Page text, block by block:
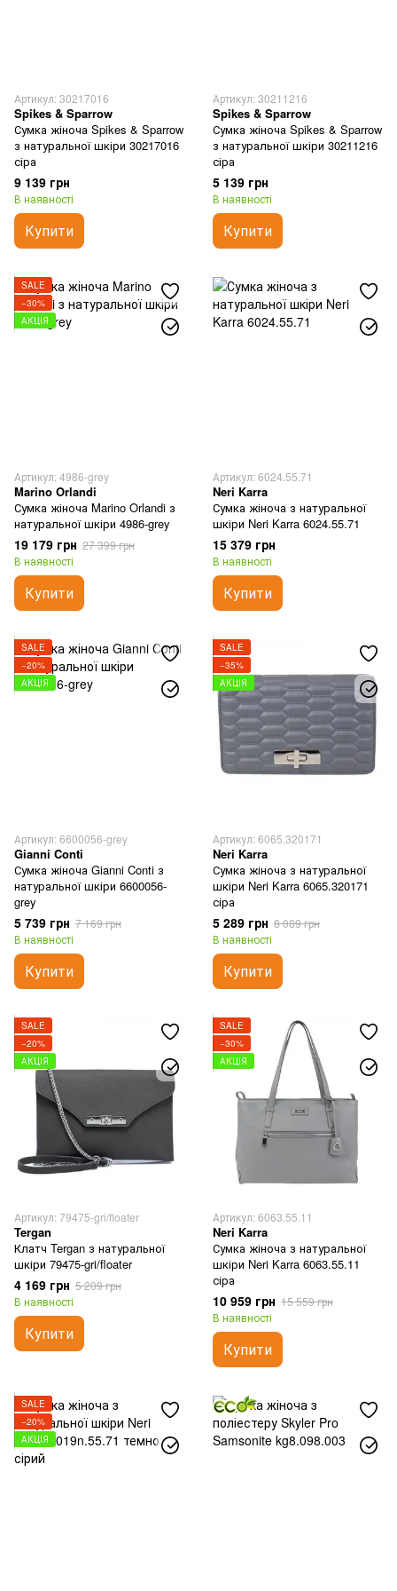
Артикул: 30217016
Spikes & Sparrow
Сумка жіноча Spikes & Sparrow
з натуральної шкіри 30217016
сіра
9 139 грн
В наявності
Купити
Артикул: 30211216
Spikes & Sparrow
Сумка жіноча Spikes & Sparrow
з натуральної шкіри 30211216
сіра
5 139 грн
В наявності
Купити
SALE
−30%
АКЦІЯ
Артикул: 4986-grey
Marino Orlandi
Сумка жіноча Marino Orlandi з
натуральної шкіри 4986-grey
19 179 грн 27 399 грн
В наявності
Купити
Артикул: 6024.55.71
Neri Karra
Сумка жіноча з натуральної
шкіри Neri Karra 6024.55.71
15 379 грн
В наявності
Купити
SALE
−20%
АКЦІЯ
Артикул: 6600056-grey
Gianni Conti
Сумка жіноча Gianni Conti з
натуральної шкіри 6600056-
grey
5 739 грн 7 169 грн
В наявності
Купити
SALE
−35%
АКЦІЯ
Артикул: 6065.320171
Neri Karra
Сумка жіноча з натуральної
шкіри Neri Karra 6065.320171
сіра
5 289 грн 8 089 грн
В наявності
Купити
SALE
−20%
АКЦІЯ
Артикул: 79475-gri/floater
Tergan
Клатч Tergan з натуральної
шкіри 79475-gri/floater
4 169 грн 5 209 грн
В наявності
Купити
SALE
−30%
АКЦІЯ
Артикул: 6063.55.11
Neri Karra
Сумка жіноча з натуральної
шкіри Neri Karra 6063.55.11
сіра
10 959 грн 15 559 грн
В наявності
Купити
SALE
−20%
АКЦІЯ